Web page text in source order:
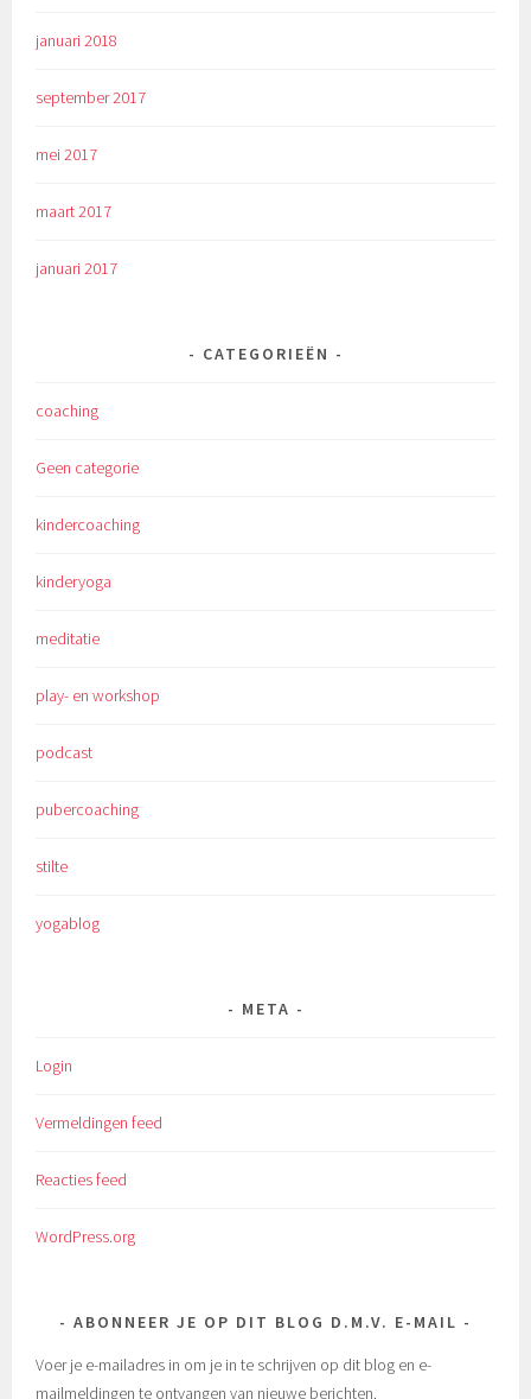
januari 2018
september 2017
mei 2017
maart 2017
januari 2017
CATEGORIEËN
coaching
Geen categorie
kindercoaching
kinderyoga
meditatie
play- en workshop
podcast
pubercoaching
stilte
yogablog
META
Login
Vermeldingen feed
Reacties feed
WordPress.org
ABONNEER JE OP DIT BLOG D.M.V. E-MAIL
Voer je e-mailadres in om je in te schrijven op dit blog en e-
mailmeldingen te ontvangen van nieuwe berichten.